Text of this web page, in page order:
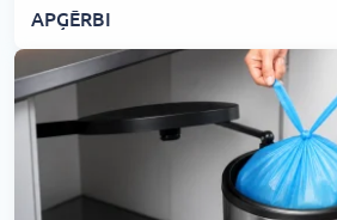
APĢĒRBI